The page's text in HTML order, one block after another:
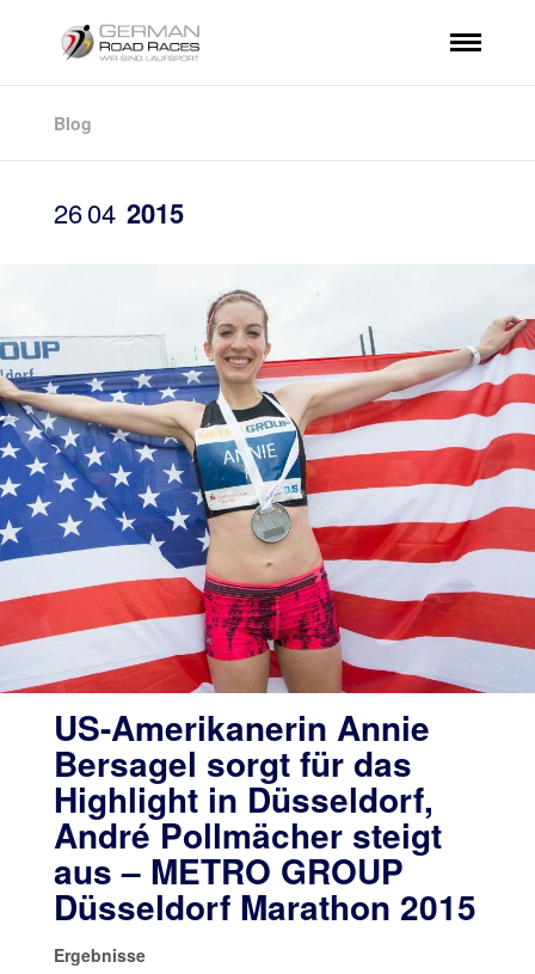
Blog
2604 2015
US-Amerikanerin Annie
Bersagel sorgt für das
Highlight in Düsseldorf,
André Pollmächer steigt
aus – METRO GROUP
Düsseldorf Marathon 2015
Ergebnisse